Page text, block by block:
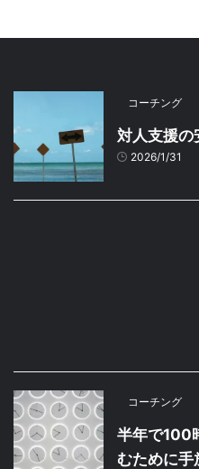
コーチング
対人支援の
2026/1/31
コーチング
半年で100
むために手